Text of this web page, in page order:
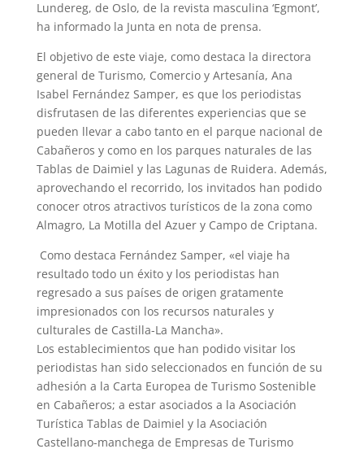
Lundereg, de Oslo, de la revista masculina ‘Egmont’,
ha informado la Junta en nota de prensa.
El objetivo de este viaje, como destaca la directora
general de Turismo, Comercio y Artesanía, Ana
Isabel Fernández Samper, es que los periodistas
disfrutasen de las diferentes experiencias que se
pueden llevar a cabo tanto en el parque nacional de
Cabañeros y como en los parques naturales de las
Tablas de Daimiel y las Lagunas de Ruidera. Además,
aprovechando el recorrido, los invitados han podido
conocer otros atractivos turísticos de la zona como
Almagro, La Motilla del Azuer y Campo de Criptana.
Como destaca Fernández Samper, «el viaje ha
resultado todo un éxito y los periodistas han
regresado a sus países de origen gratamente
impresionados con los recursos naturales y
culturales de Castilla-La Mancha».
Los establecimientos que han podido visitar los
periodistas han sido seleccionados en función de su
adhesión a la Carta Europea de Turismo Sostenible
en Cabañeros; a estar asociados a la Asociación
Turística Tablas de Daimiel y la Asociación
Castellano-manchega de Empresas de Turismo